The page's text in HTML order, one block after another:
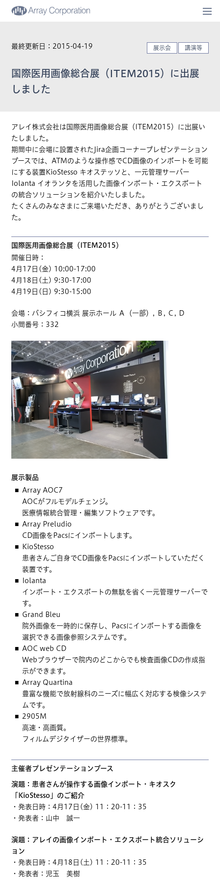
最終更新日：2015-04-19 展示会 講演等
国際医用画像総合展（ITEM2015）に出展
しました
アレイ株式会社は国際医用画像総合展（ITEM2015）に出展い
たしました。
期間中に会場に設置されたJira企画コーナープレゼンテーション
ブースでは、ATMのような操作感でCD画像のインポートを可能
にする装置KioStesso キオステッソと、一元管理サーバー
Iolanta イオランタを活用した画像インポート・エクスポート
の統合ソリューションを紹介いたしました。
たくさんのみなさまにご来場いただき、ありがとうございまし
た。
国際医用画像総合展（ITEM2015）
開催日時：
4月17日(金) 10:00-17:00
4月18日(土) 9:30-17:00
4月19日(日) 9:30-15:00
会場：パシフィコ横浜 展示ホール Ａ（一部）, Ｂ, Ｃ, Ｄ
小間番号：332
展示製品
Array AOC7
AOCがフルモデルチェンジ。
医療情報統合管理・編集ソフトウェアです。
Array Preludio
CD画像をPacsにインポートします。
KioStesso
患者さんご自身でCD画像をPacsにインポートしていただく
装置です。
Iolanta
インポート・エクスポートの無駄を省く一元管理サーバーで
す。
Grand Bleu
院外画像を一時的に保存し、Pacsにインポートする画像を
選択できる画像参照システムです。
AOC web CD
Webブラウザーで院内のどこからでも検査画像CDの作成指
示ができます。
Array Quartina
豊富な機能で放射線科のニーズに幅広く対応する検像システ
ムです。
2905M
高速・高画質。
フィルムデジタイザーの世界標準。
主催者プレゼンテーションブース
演題：患者さんが操作する画像インポート・キオスク
「KioStesso」のご紹介
・発表日時：4月17日(金) 11：20-11：35
・発表者：山中 誠一
演題：アレイの画像インポート・エクスポート統合ソリューシ
ョン
・発表日時：4月18日(土) 11：20-11：35
・発表者：児玉 美樹